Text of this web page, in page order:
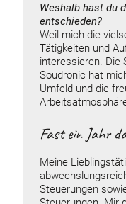
Weshalb hast du
entschieden?
Weil mich die
Tätigkeiten und
interessieren. Die
Soudronic hat
Umfeld und die
Fast ein Jahr
Meine
Steuerungen